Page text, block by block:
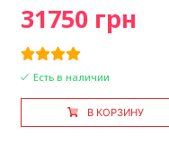
31750 грн
Есть в наличии
В КОРЗИНУ